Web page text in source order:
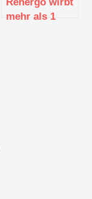
mehr als 1